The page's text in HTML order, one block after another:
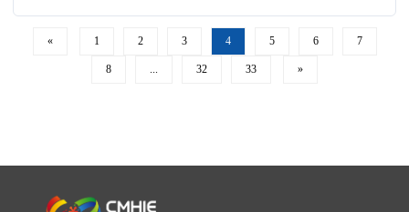
加”转向“足量添加”，从“透支促进胶
原再生"到“弹性蛋白与胶原蛋白同
补”，无需医美创伤即可实现真皮层
« 1 2 3 4 5 6 7
8 ... 32 33 »